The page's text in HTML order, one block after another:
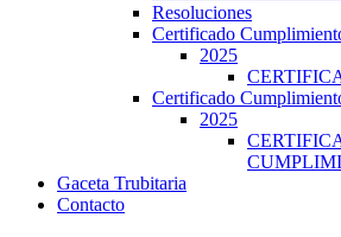
Resoluciones
Certificado
2025
Certificado
2025
Gaceta Trubitaria
Contacto